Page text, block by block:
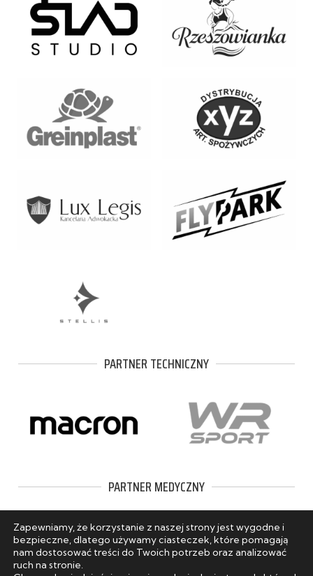
PARTNER TECHNICZNY
PARTNER MEDYCZNY
Zapewniamy, że korzystanie z naszej strony jest wygodne i
bezpieczne, dlatego używamy ciasteczek, które pomagają
nam dostosować treści do Twoich potrzeb oraz analizować
ruch na stronie.